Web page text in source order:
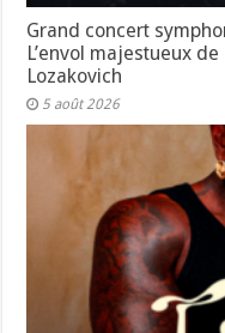
Grand concert
L’envol majestueux
Lozakovich
5 août 2026